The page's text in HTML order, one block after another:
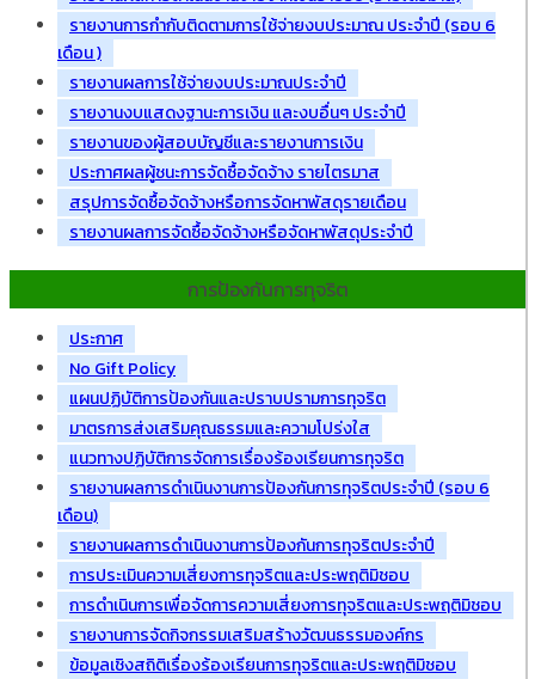
รายงานการกำกับติดตามการใช้จ่ายงบประมาณ ประจำปี (รอบ 6
เดือน )
รายงานผลการใช้จ่ายงบประมาณประจำปี
รายงานงบแสดงฐานะการเงิน และงบอื่นๆ ประจำปี
รายงานของผู้สอบบัญชีและรายงานการเงิน
ประกาศผลผู้ชนะการจัดซื้อจัดจ้าง รายไตรมาส
สรุปการจัดซื้อจัดจ้างหรือการจัดหาพัสดุรายเดือน
รายงานผลการจัดซื้อจัดจ้างหรือจัดหาพัสดุประจำปี
การป้องกันการทุจริต
ประกาศ
No Gift Policy
แผนปฏิบัติการป้องกันและปราบปรามการทุจริต
มาตรการส่งเสริมคุณธรรมและความโปร่งใส
แนวทางปฏิบัติการจัดการเรื่องร้องเรียนการทุจริต
รายงานผลการดำเนินงานการป้องกันการทุจริตประจำปี (รอบ 6
เดือน)
รายงานผลการดำเนินงานการป้องกันการทุจริตประจำปี
การประเมินความเสี่ยงการทุจริตและประพฤติมิชอบ
การดำเนินการเพื่อจัดการความเสี่ยงการทุจริตและประพฤติมิชอบ
รายงานการจัดกิจกรรมเสริมสร้างวัฒนธรรมองค์กร
ข้อมูลเชิงสถิติเรื่องร้องเรียนการทุจริตและประพฤติมิชอบ